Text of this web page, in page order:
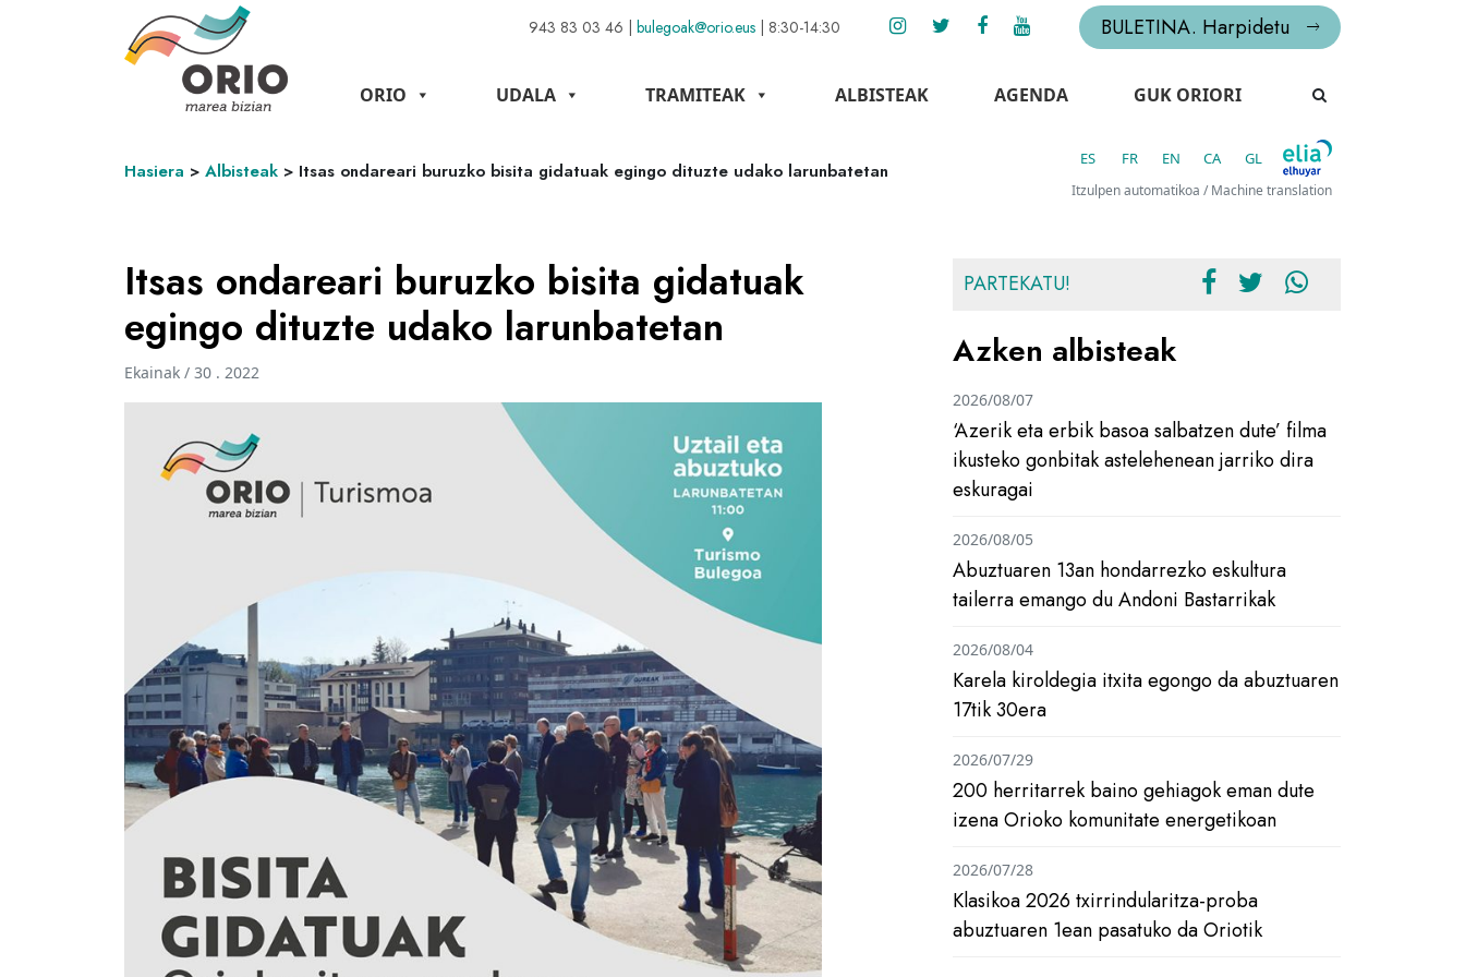
943 83 03 46 | bulegoak@orio.eus | 8:30-14:30 BULETINA. Harpidetu
ORIO UDALA TRAMITEAK ALBISTEAK AGENDA GUK ORIORI
Hasiera > Albisteak > Itsas ondareari buruzko bisita gidatuak egingo dituzte udako larunbatetan
ES FR EN CA GL
Itzulpen automatikoa / Machine translation
Itsas ondareari buruzko bisita gidatuak
egingo dituzte udako larunbatetan
Ekainak / 30 . 2022
PARTEKATU!
Azken albisteak
‘Azerik eta erbik basoa salbatzen dute’ filma
ikusteko gonbitak astelehenean jarriko dira
eskuragai
2026/08/07
Abuztuaren 13an hondarrezko eskultura
tailerra emango du Andoni Bastarrikak
2026/08/05
Karela kiroldegia itxita egongo da abuztuaren
17tik 30era
2026/08/04
200 herritarrek baino gehiagok eman dute
izena Orioko komunitate energetikoan
2026/07/29
Klasikoa 2026 txirrindularitza-proba
abuztuaren 1ean pasatuko da Oriotik
2026/07/28